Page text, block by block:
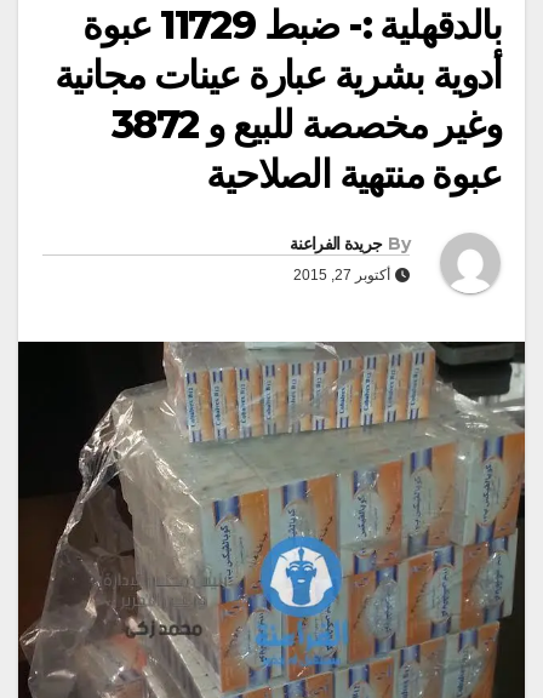
بالدقهلية :- ضبط 11729 عبوة
أدوية بشرية عبارة عينات مجانية
وغير مخصصة للبيع و 3872
عبوة منتهية الصلاحية
By جريدة الفراعنة
أكتوبر 27, 2015